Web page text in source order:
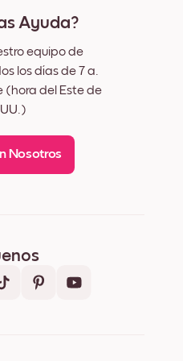
Ayuda?
equipo de
los días de 7 a.
(hora del Este de
Nosotros